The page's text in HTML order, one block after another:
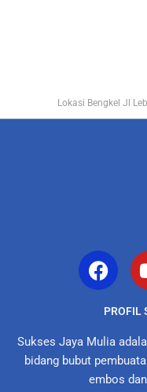
Lokasi Bengkel Jl
PROFIL
Sukses Jaya Mulia
bidang bubut
embos